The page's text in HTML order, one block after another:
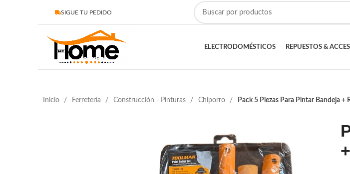
SIGUE TU PEDIDO
ELECTRODOMÉSTICOS REPUESTOS &
Inicio Ferretería Construcción - Pinturas Chiporro Pack 5 Piezas Para Pintar Bandeja +